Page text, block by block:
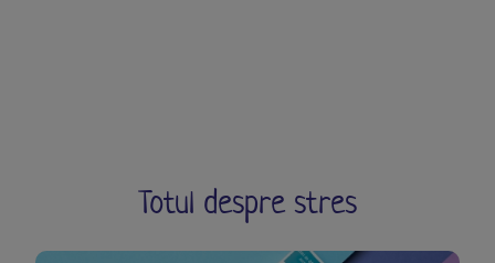
Totul despre stres